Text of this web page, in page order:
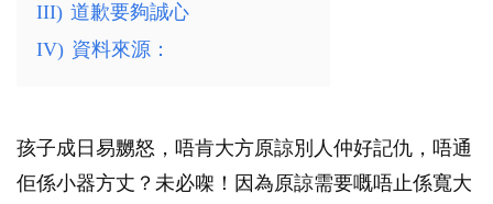
III) 道歉要夠誠心
IV) 資料來源：
孩子成日易嬲怒，唔肯大方原諒別人仲好記仇，唔通
佢係小器方丈？未必㗎！因為原諒需要嘅唔止係寬大